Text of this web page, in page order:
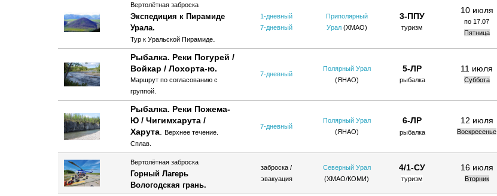
Вертолётная заброска
Экспедиция к Пирамиде
Урала.
Тур к Уральской Пирамиде
1-дневный
7-дневный
Приполярный
Урал(ХМАО)
3-ППУ
туризм
10 июля
по 17.07
Пятница
Рыбалка. Реки Погурей /
Войкар / Лохорта-ю.
Маршрут по согласованию с
группой.
7-дневный
Полярный Урал
(ЯНАО)
5-ЛР
рыбалка
11 июля
Суббота
Рыбалка. Реки Пожема-
Ю / Чигимхарута /
Харута
Верхнее течение.
Сплав.
7-дневный
Полярный Урал
(ЯНАО)
6-ЛР
рыбалка
12 июля
Воскресенье
Вертолётная заброска
Горный Лагерь
Вологодская грань.
заброска /
эвакуация
Северный Урал
(ХМАО/КОМИ)
4/1-СУ
туризм
16 июля
Вторник